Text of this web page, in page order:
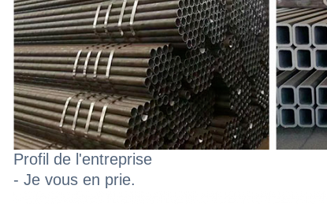
Profil de l'entreprise
- Je vous en prie.